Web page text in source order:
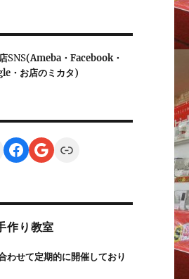
SNS(Ameba・Facebook・
・お店のミカタ)
Facebook
Google
Link
作り教室
わせて定期的に開催しており